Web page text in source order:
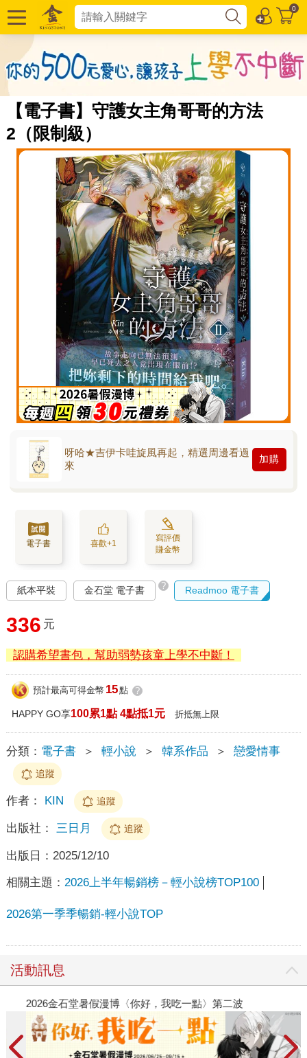
0
【電子書】守護女主角哥哥的方法
2（限制級）
呀哈★吉伊卡哇旋風再起，精選周邊看過
來
加購
電子書 喜歡+1
寫評價
賺金幣
紙本平裝 金石堂 電子書 ? Readmoo 電子書
336 元
認購希望書包，幫助弱勢孩童上學不中斷！
預計最高可得金幣 15點 ?
HAPPY GO享100累1點 4點抵1元 折抵無上限
分類： 電子書 ＞ 輕小說 ＞ 韓系作品 ＞ 戀愛情事
追蹤
作者： KIN 追蹤
出版社： 三日月 追蹤
出版日： 2025/12/10
相關主題： 2026上半年暢銷榜－輕小說榜TOP100
2026第一季季暢銷-輕小說TOP
活動訊息
2026金石堂暑假漫博〈你好，我吃一點〉第二波